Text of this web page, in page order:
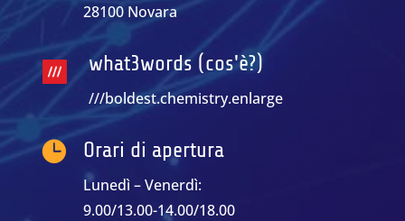
28100 Novara
what3words (cos'è?)
///boldest.chemistry.enlarge
 Orari di apertura
Lunedì – Venerdì:
9.00/13.00-14.00/18.00